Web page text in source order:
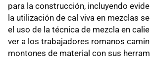
para la construcción, incluyendo
la utilización de cal viva en mezclas
el uso de la técnica de mezcla en
ver a los trabajadores romanos
montones de material con sus